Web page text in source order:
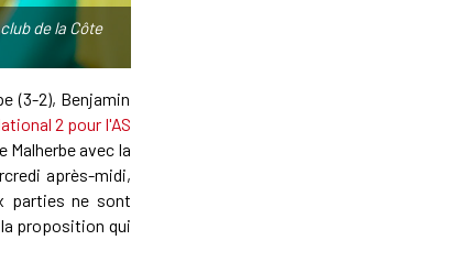
de la Côte
(3-2), Benjamin
2 pour l'AS
Malherbe avec la
après-midi,
parties ne sont
proposition qui